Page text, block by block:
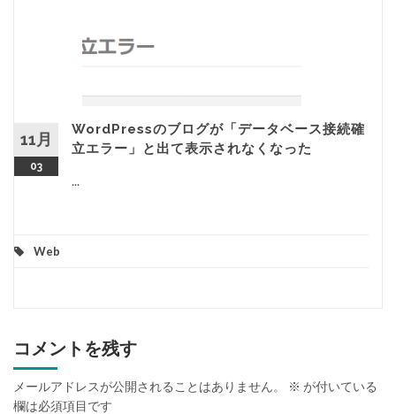
11月
03
WordPressのブログが「データベース接続確
立エラー」と出て表示されなくなった
...
Web
コメントを残す
メールアドレスが公開されることはありません。 ※ が付いている
欄は必須項目です